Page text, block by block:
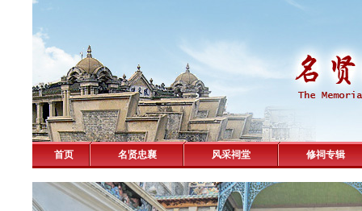
首页 名贤忠襄 风采祠堂 修祠专辑